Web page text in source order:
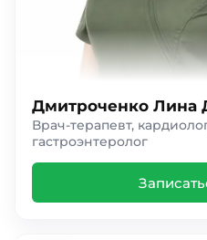
Дмитроченко Лина
Врач-терапевт,
гастроэнтеролог